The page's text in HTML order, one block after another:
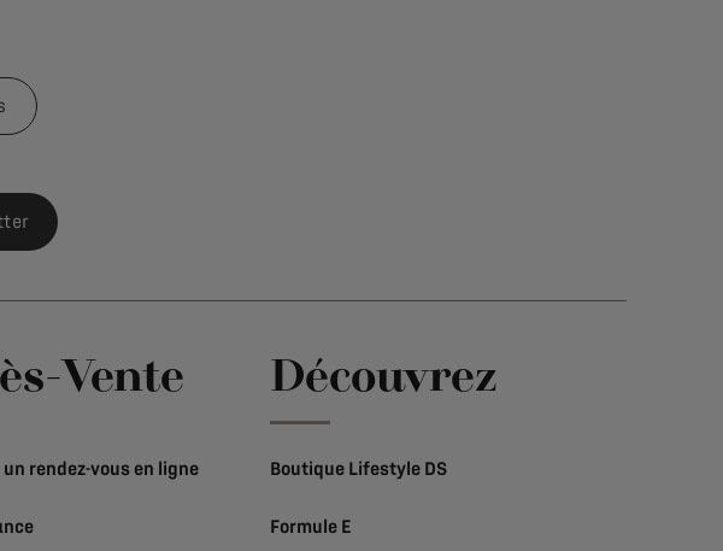
Vente
rendez-vous en ligne
Découvrez
Boutique Lifestyle DS
Formule E